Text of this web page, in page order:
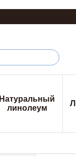
Натуральный
линолеум